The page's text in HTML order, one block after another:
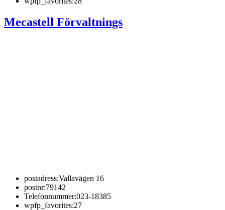
Mecastell Förvaltnings
postadress:Vallavägen 16
postnr:79142
Telefonnummer:023-18385
wpfp_favorites:27